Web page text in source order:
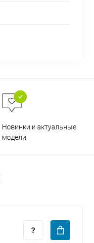
Новинки и актуальные
модели